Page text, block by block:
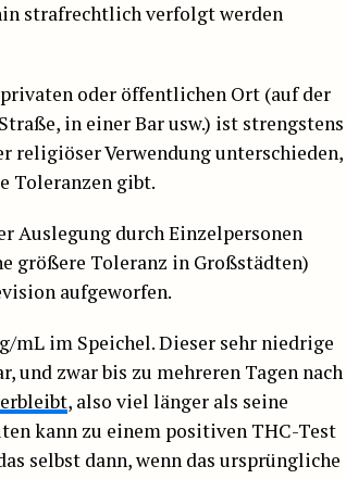
strafrechtlich verfolgt werden
oder öffentlichen Ort (auf der
in einer Bar usw.) ist strengstens
religiöser Verwendung unterschieden,
Toleranzen gibt.
Auslegung durch Einzelpersonen
größere Toleranz in Großstädten)
aufgeworfen.
mL im Speichel. Dieser sehr niedrige
und zwar bis zu mehreren Tagen nach
, also viel länger als seine
kann zu einem positiven THC-Test
selbst dann, wenn das ursprüngliche